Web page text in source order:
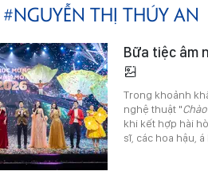
#NGUYỄN THỊ THÚY AN
Bữa tiệc âm
Trong khoảnh
nghệ thuật "
khi kết hợp hài
sĩ, các hoa hậu,